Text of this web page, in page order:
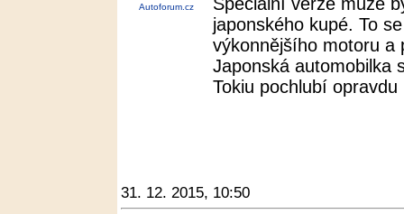
Autoforum.cz
japonského kupé. To
výkonnějšího motoru a
Japonská automobilka
Tokiu pochlubí
31. 12. 2015, 10:50